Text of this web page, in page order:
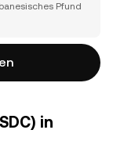
Pfund
in